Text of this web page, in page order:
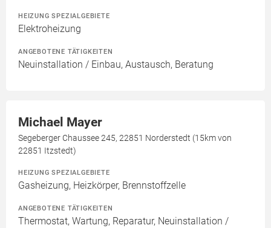
HEIZUNG SPEZIALGEBIETE
Elektroheizung
ANGEBOTENE TÄTIGKEITEN
Neuinstallation / Einbau, Austausch, Beratung
Michael Mayer
Segeberger Chaussee 245, 22851 Norderstedt (15km von
22851 Itzstedt)
HEIZUNG SPEZIALGEBIETE
Gasheizung, Heizkörper, Brennstoffzelle
ANGEBOTENE TÄTIGKEITEN
Thermostat, Wartung, Reparatur, Neuinstallation /